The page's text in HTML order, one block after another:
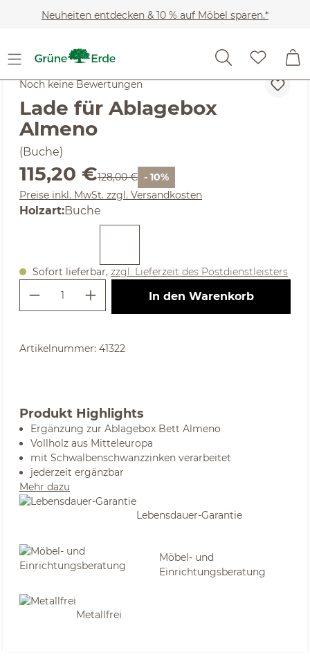
Zum Hauptinhalt springen
Neuheiten entdecken & 10 % auf Möbel sparen.*
Möbel Betten
Ablageboards
Noch keine Bewertungen
Lade für Ablagebox
Almeno
(Buche)
Verkaufspreis:
115,20 €Regulärer Preis:
128,00 € - 10%
Preise inkl. MwSt. zzgl. Versandkosten
Holzartauswählen
:Buche
Sofort lieferbar, zzgl. Lieferzeit des Postdienstleisters
Produkt Anzahl: Gib den
In den Warenkorb
Artikelnummer: 41322
Produkt Highlights
Ergänzung zur Ablagebox Bett Almeno
Vollholz aus Mitteleuropa
mit Schwalbenschwanzzinken verarbeitet
jederzeit ergänzbar
Mehr dazu
Lebensdauer-Garantie
Möbel- und
Einrichtungsberatung
Metallfrei